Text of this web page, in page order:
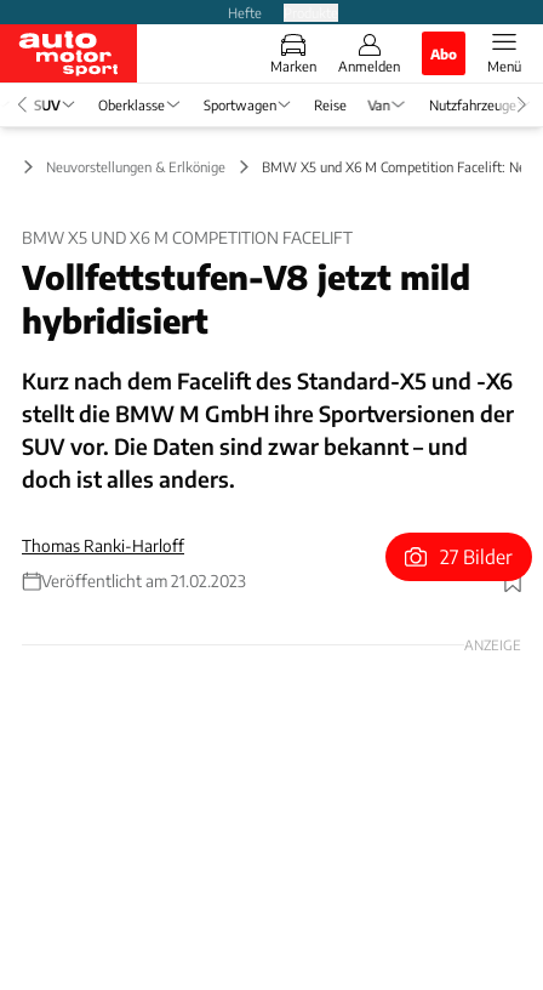
Hefte
Marken Anmelden
Abo
Menü
SUV Oberklasse Sportwagen Reise Van Nutzfahrzeuge
Neuvorstellungen & Erlkönige BMW X5 und X6 M Competition Facelift:
BMW X5 UND X6 M COMPETITION FACELIFT
Vollfettstufen-V8 jetzt mild
hybridisiert
Kurz nach dem Facelift des Standard-X5 und -X6
stellt die BMW M GmbH ihre Sportversionen der
SUV vor. Die Daten sind zwar bekannt – und
doch ist alles anders.
Thomas Ranki-Harloff
Veröffentlicht am 21.02.2023
Foto: BMW Group
27 Bilder
ANZEIGE